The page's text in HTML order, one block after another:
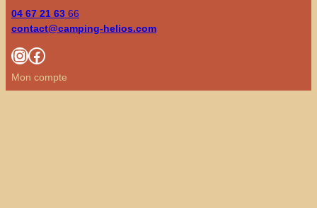
04 67 21 63 66
contact@camping-helios.com
Instagram
Facebook
Mon compte